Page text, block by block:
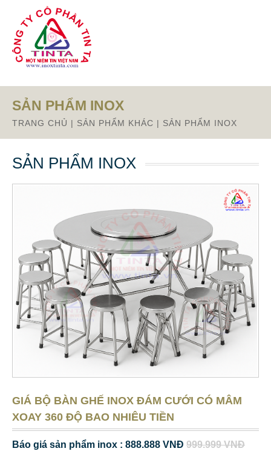
Từ mục này trở xuống là mã nguồn Zalo
SẢN PHẨM INOX
TRANG CHỦ | SẢN PHẨM KHÁC | SẢN PHẨM INOX
SẢN PHẨM INOX
GIÁ BỘ BÀN GHẾ INOX ĐÁM CƯỚI CÓ MÂM
XOAY 360 ĐỘ BAO NHIÊU TIỀN
Báo giá sản phẩm inox : 888.888 VNĐ 999.999 VNĐ